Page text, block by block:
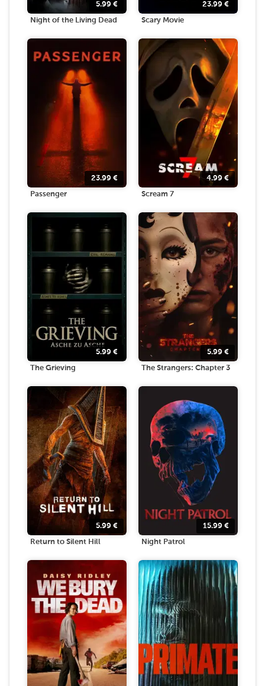
5.99 €
Night of the Living Dead
23.99 €
Scary Movie
23.99 €
Passenger
4.99€
Scream 7
5.99 €
The Grieving
5.99 €
The Strangers: Chapter 3
5.99 €
Return to Silent Hill
15.99 €
Night Patrol